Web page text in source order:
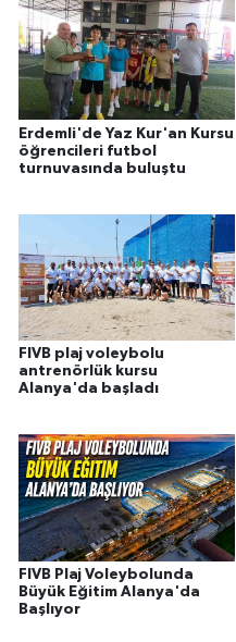
Erdemli'de Yaz Kur'an Kursu
öğrencileri futbol
turnuvasında buluştu
FIVB plaj voleybolu
antrenörlük kursu
Alanya'da başladı
FIVB Plaj Voleybolunda
Büyük Eğitim Alanya'da
Başlıyor